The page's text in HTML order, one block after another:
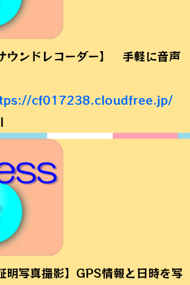
ンドレコーダー】 手軽に音声
cf017238.cloudfree.jp/
写真撮影】GPS情報と日時を写